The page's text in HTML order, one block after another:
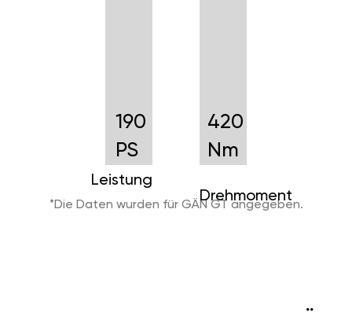
190
PS
Leistung
420
Nm
Drehmoment
*Die Daten wurden für GÄN GT angegeben.